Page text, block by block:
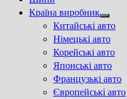
Країна виробник
Show
sub
menu
Китайські авто
Німецькі авто
Корейські авто
Японські авто
Французькі авто
Європейські авто